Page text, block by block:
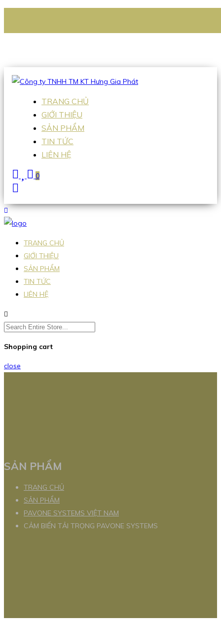
Hotline:0938 336 079
TRANG CHỦ
GIỚI THIỆU
SẢN PHẨM
TIN TỨC
LIÊN HỆ
0
TRANG CHỦ
GIỚI THIỆU
SẢN PHẨM
TIN TỨC
LIÊN HỆ
Shopping cart
close
SẢN PHẨM
TRANG CHỦ
SẢN PHẨM
PAVONE SYSTEMS VIỆT NAM
CẢM BIẾN TẢI TRỌNG PAVONE SYSTEMS